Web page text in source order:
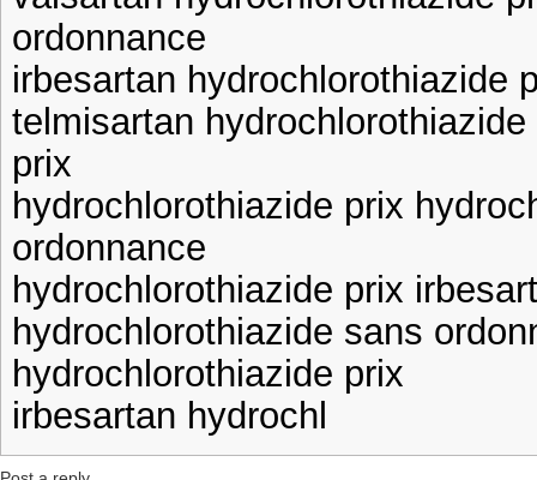
ordonnance
irbesartan hydrochlorothiazide
telmisartan
prix
hydrochlorothiazide prix
ordonnance
hydrochlorothiazide prix
hydrochlorothiazide sans
hydrochlorothiazide prix
irbesartan hydrochl